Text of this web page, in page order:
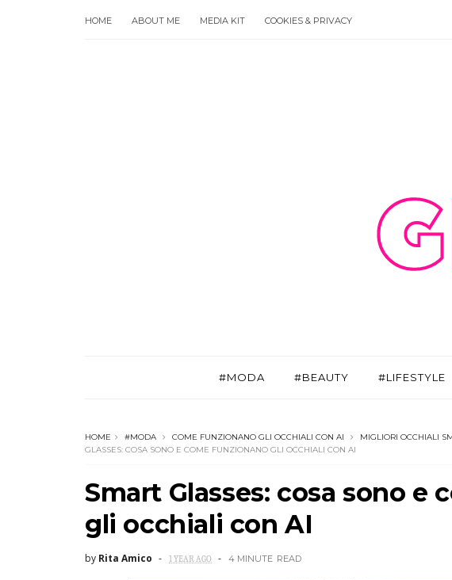
HOME ABOUT ME MEDIA KIT COOKIES & PRIVACY
#MODA #BEAUTY #LIFESTYLE
HOME #MODA COME FUNZIONANO GLI OCCHIALI CON AI MIGLIORI OCCHIALI
GLASSES: COSA SONO E COME FUNZIONANO GLI OCCHIALI CON AI
Smart Glasses: cosa sono e
gli occhiali con AI
by Rita Amico 1 YEAR AGO 4 MINUTE READ